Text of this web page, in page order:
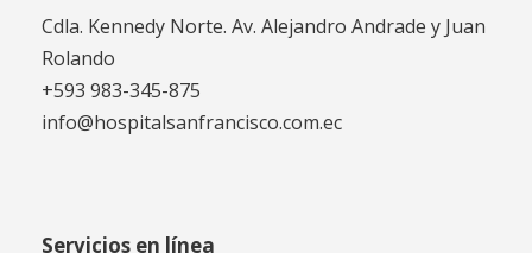
Cdla. Kennedy Norte. Av. Alejandro Andrade y Juan
Rolando
+593 983-345-875
info@hospitalsanfrancisco.com.ec
Servicios en línea